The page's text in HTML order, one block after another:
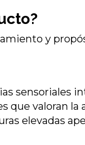
y
sensoriales
que valoran la
elevadas